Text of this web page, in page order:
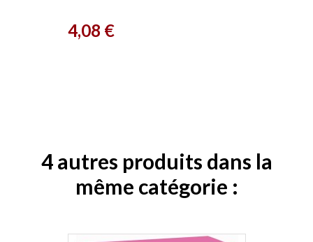
Prix
4,08 €
4 autres produits dans la
même catégorie :